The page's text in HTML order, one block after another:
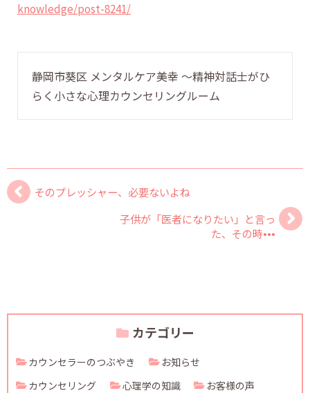
knowledge/post-8241/
静岡市葵区 メンタルケア美幸 〜精神対話士がひ
らく小さな心理カウンセリングルーム
そのプレッシャー、必要ないよね
子供が「医者になりたい」と言っ
た、その時•••
カテゴリー
カウンセラーのつぶやき
お知らせ
カウンセリング
心理学の知識 お客様の声